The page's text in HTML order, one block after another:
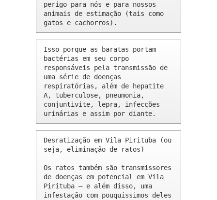
perigo para nós e para nossos
animais de estimação (tais como
gatos e cachorros).
Isso porque as baratas portam
bactérias em seu corpo
responsáveis pela transmissão de
uma série de doenças
respiratórias, além de hepatite
A, tuberculose, pneumonia,
conjuntivite, lepra, infecções
urinárias e assim por diante.
Desratização em Vila Pirituba (ou
seja, eliminação de ratos)
Os ratos também são transmissores
de doenças em potencial em Vila
Pirituba – e além disso, uma
infestação com pouquíssimos deles